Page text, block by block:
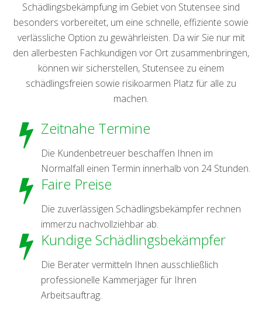
Schädlingsbekämpfung im Gebiet von Stutensee sind
besonders vorbereitet, um eine schnelle, effiziente sowie
verlässliche Option zu gewährleisten. Da wir Sie nur mit
den allerbesten Fachkundigen vor Ort zusammenbringen,
können wir sicherstellen, Stutensee zu einem
schädlingsfreien sowie risikoarmen Platz für alle zu
machen.
Zeitnahe Termine
Die Kundenbetreuer beschaffen Ihnen im
Normalfall einen Termin innerhalb von 24 Stunden.
Faire Preise
Die zuverlässigen Schädlingsbekämpfer rechnen
immerzu nachvollziehbar ab.
Kundige Schädlingsbekämpfer
Die Berater vermitteln Ihnen ausschließlich
professionelle Kammerjäger für Ihren
Arbeitsauftrag.